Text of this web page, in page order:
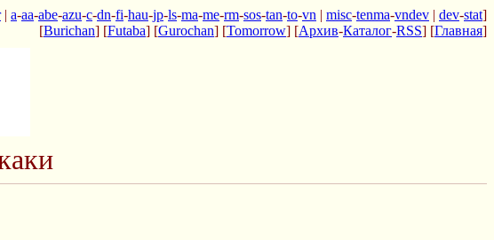
| a-aa-abe-azu-c-dn-fi-hau-jp-ls-ma-me-rm-sos-tan-to-vn | misc-tenma-vndev | dev-stat]
[Burichan] [Futaba] [Gurochan] [Tomorrow] [Архив-Каталог-RSS] [Главная]